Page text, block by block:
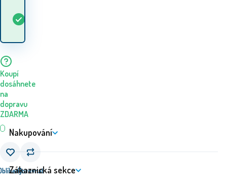
Koupí
dosáhnete
na
dopravu
ZDARMA
Porovnat
Nakupování
Zákaznická sekce